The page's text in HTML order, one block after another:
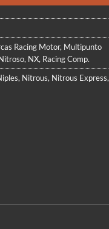
Racing Motor, Multipunto
, NX, Racing Comp.
, Nitrous, Nitrous Express,